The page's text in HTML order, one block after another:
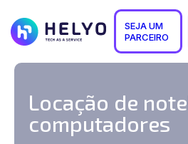
SEJA UM
PARCEIRO
Quem Somos
Suporte
Carreiras
Blog
Locação de
computadores